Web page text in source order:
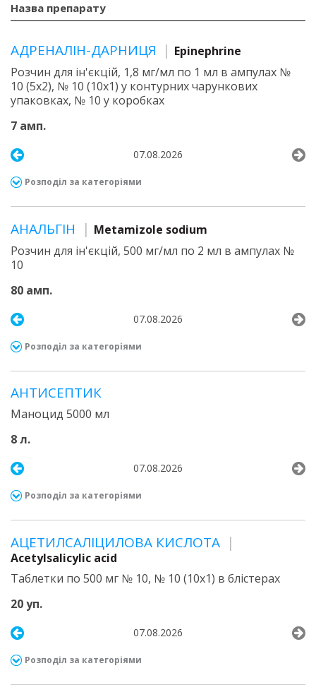
Назва препарату
АДРЕНАЛІН-ДАРНИЦЯ
Epinephrine
Розчин для ін'єкцій, 1,8 мг/мл по 1 мл в ампулах №
10 (5х2), № 10 (10х1) у контурних чарункових
упаковках, № 10 у коробках
7 амп.
07.08.2026
Розподіл за категоріями
АНАЛЬГІН
Metamizole sodium
Розчин для ін'єкцій, 500 мг/мл по 2 мл в ампулах №
10
80 амп.
07.08.2026
Розподіл за категоріями
АНТИСЕПТИК
Маноцид 5000 мл
8 л.
07.08.2026
Розподіл за категоріями
АЦЕТИЛСАЛІЦИЛОВА КИСЛОТА
Acetylsalicylic acid
Таблетки по 500 мг № 10, № 10 (10х1) в блістерах
20 уп.
07.08.2026
Розподіл за категоріями